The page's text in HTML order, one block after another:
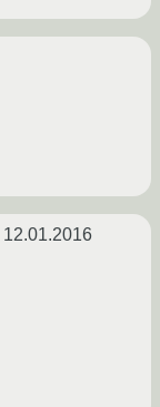
12.01.2016